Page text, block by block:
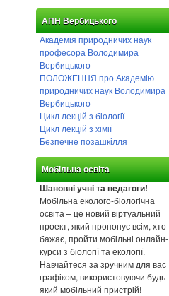
АПН Вербицького
Академія природничих наук
професора Володимира
Вербицького
ПОЛОЖЕННЯ про Академію
природничих наук Володимира
Вербицького
Цикл лекцій з біології
Цикл лекцій з хімії
Безпечне позашкілля
Мобільна освіта
Шановні учні та педагоги!
Мобільна еколого-біологічна
освіта – це новий віртуальний
проект, який пропонує всім, хто
бажає, пройти мобільні онлайн-
курси з біології та екології.
Навчайтеся за зручним для вас
графіком, використовуючи будь-
який мобільний пристрій!